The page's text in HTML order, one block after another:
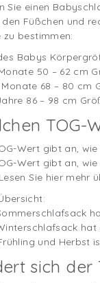
Sie einen
den Füßchen und
zu bestimmen:
Babys
50 – 62 cm
Monate 68 – 80 cm
86 – 98 cm
TOG-
Wert gibt an,
Wert gibt an,
Sie hier mehr
und Herbst
sich der